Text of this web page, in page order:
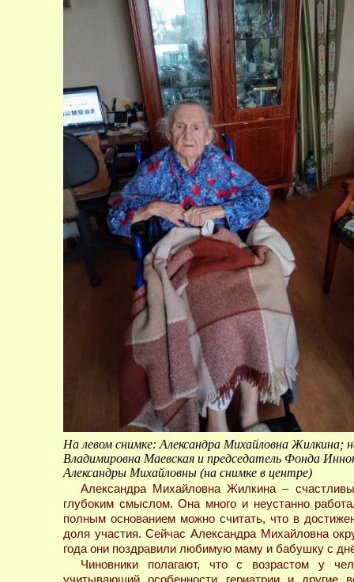
На левом снимке: Александра Михайловна Жилкина;
Владимировна Маевская и председатель Фонда
Александры Михайловны (на снимке в центре)
Александра Михайловна Жилкина –
глубоким смыслом. Она много и неустанно
полным основанием можно считать, что в
доля участия. Сейчас Александра Михайловна
года они поздравили любимую маму и бабушку с
Чиновники полагают, что с возрастом у